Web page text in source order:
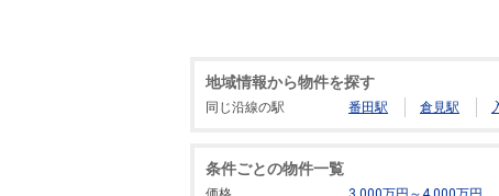
地域情報から物件を探す
同じ沿線の駅 番田駅 倉見駅
条件ごとの物件一覧